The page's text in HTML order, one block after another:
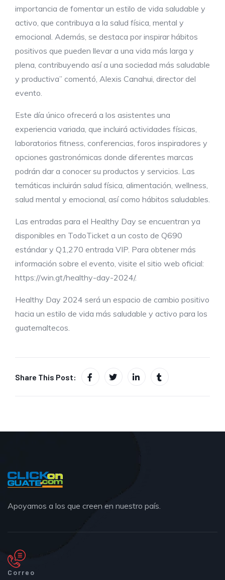
importancia de fomentar un estilo de vida saludable y
activo, que contribuya a la salud física, mental y
emocional. Además, se destaca por inspirar hábitos
positivos que pueden llevar a una vida más larga y
plena, contribuyendo así a una sociedad más saludable
y productiva” comentó, Alexis Canahui, director del
evento.
Este día único ofrecerá a los asistentes una
experiencia variada, que incluirá actividades físicas,
laboratorios fitness, conferencias, foros inspiradores y
opciones gastronómicas donde diferentes marcas
podrán dar a conocer su productos y servicios. Las
temáticas incluirán salud física, alimentación, wellness,
salud mental y emocional, así como hábitos saludables.
Las entradas para el Healthy Day se encuentran ya
disponibles en TodoTicket a un costo de Q690
estándar y Q1,270 entrada VIP. Para obtener más
información sobre el evento, visite el sitio web oficial:
https://win.gt/healthy-day-2024/.
Healthy Day 2024 será un espacio de cambio positivo
hacia un estilo de vida más saludable y activo para los
guatemaltecos.
Share This Post:
Apoyamos a los que creen en nuestro país.
Correo